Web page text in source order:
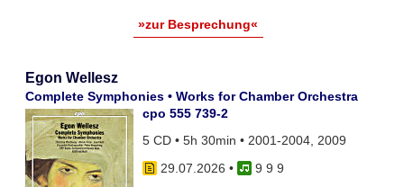
»zur Besprechung«
Egon Wellesz
Complete Symphonies • Works for Chamber Orchestra
cpo 555 739-2
5 CD • 5h 30min • 2001-2004, 2009
29.07.2026 •
9 9 9